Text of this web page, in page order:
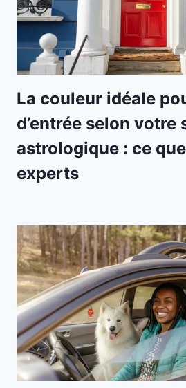
La couleur idéale
d’entrée selon votre
astrologique : ce
experts